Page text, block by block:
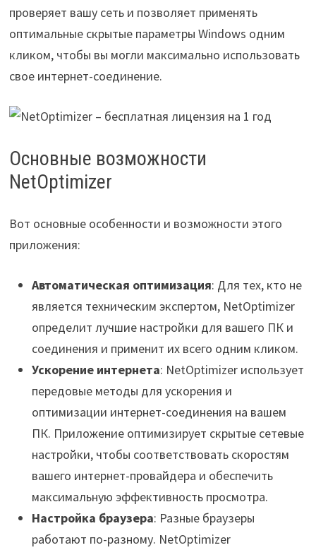
проверяет вашу сеть и позволяет применять
оптимальные скрытые параметры Windows одним
кликом, чтобы вы могли максимально использовать
свое интернет-соединение.
Основные возможности
NetOptimizer
Вот основные особенности и возможности этого
приложения:
Автоматическая оптимизация: Для тех, кто не
является техническим экспертом, NetOptimizer
определит лучшие настройки для вашего ПК и
соединения и применит их всего одним кликом.
Ускорение интернета: NetOptimizer использует
передовые методы для ускорения и
оптимизации интернет-соединения на вашем
ПК. Приложение оптимизирует скрытые сетевые
настройки, чтобы соответствовать скоростям
вашего интернет-провайдера и обеспечить
максимальную эффективность просмотра.
Настройка браузера: Разные браузеры
работают по-разному. NetOptimizer